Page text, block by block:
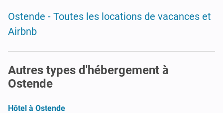
Ostende - Toutes les locations de vacances et
Airbnb
Autres types d'hébergement à
Ostende
Hôtel à Ostende